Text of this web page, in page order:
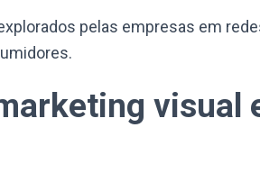
pelas empresas em
visual